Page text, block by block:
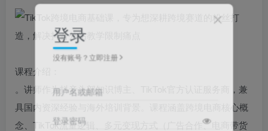
课程介绍：
。讲师作为抖音头部知识博主、TikTok官方认证服务商，兼
具国内资深经验与海外培训背景。课程涵盖跨境电商核心概
念、TikTok流量逻辑、多元变现方式（广告合作、电商带货
登录
没有账号？立即注册
用户名或邮箱
登录密码